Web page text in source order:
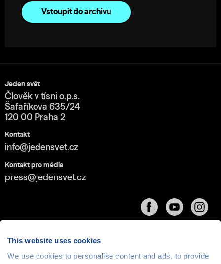
This website uses cookies
We use cookies to personalise content and ads, to provide
Vstoupit do archivu
Jeden svět
Člověk v tísni o.p.s.
Šafaříkova 635/24
120 00 Praha 2
Kontakt
info@jedensvet.cz
Kontakt pro média
press@jedensvet.cz